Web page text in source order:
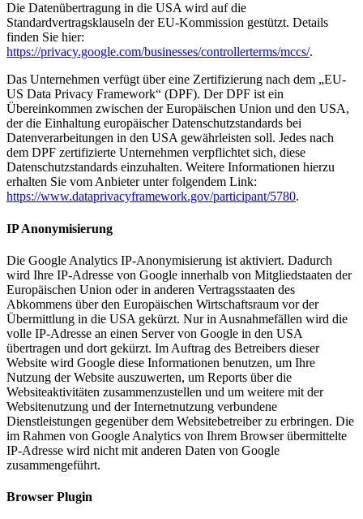
Die Datenübertragung in die USA wird auf die
Standardvertragsklauseln der EU-Kommission gestützt. Details
finden Sie hier:
https://privacy.google.com/businesses/controllerterms/mccs/.
Das Unternehmen verfügt über eine Zertifizierung nach dem „EU-
US Data Privacy Framework“ (DPF). Der DPF ist ein
Übereinkommen zwischen der Europäischen Union und den USA,
der die Einhaltung europäischer Datenschutzstandards bei
Datenverarbeitungen in den USA gewährleisten soll. Jedes nach
dem DPF zertifizierte Unternehmen verpflichtet sich, diese
Datenschutzstandards einzuhalten. Weitere Informationen hierzu
erhalten Sie vom Anbieter unter folgendem Link:
https://www.dataprivacyframework.gov/participant/5780.
IP Anonymisierung
Die Google Analytics IP-Anonymisierung ist aktiviert. Dadurch
wird Ihre IP-Adresse von Google innerhalb von Mitgliedstaaten der
Europäischen Union oder in anderen Vertragsstaaten des
Abkommens über den Europäischen Wirtschaftsraum vor der
Übermittlung in die USA gekürzt. Nur in Ausnahmefällen wird die
volle IP-Adresse an einen Server von Google in den USA
übertragen und dort gekürzt. Im Auftrag des Betreibers dieser
Website wird Google diese Informationen benutzen, um Ihre
Nutzung der Website auszuwerten, um Reports über die
Websiteaktivitäten zusammenzustellen und um weitere mit der
Websitenutzung und der Internetnutzung verbundene
Dienstleistungen gegenüber dem Websitebetreiber zu erbringen. Die
im Rahmen von Google Analytics von Ihrem Browser übermittelte
IP-Adresse wird nicht mit anderen Daten von Google
zusammengeführt.
Browser Plugin